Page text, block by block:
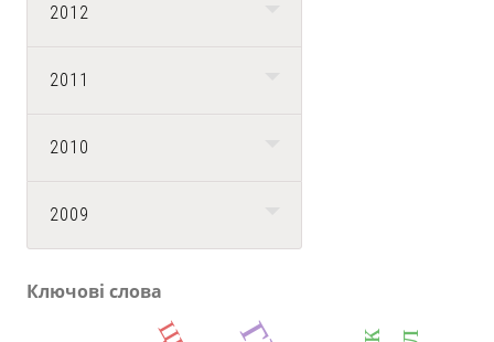
2012
2011
2010
2009
Ключові слова